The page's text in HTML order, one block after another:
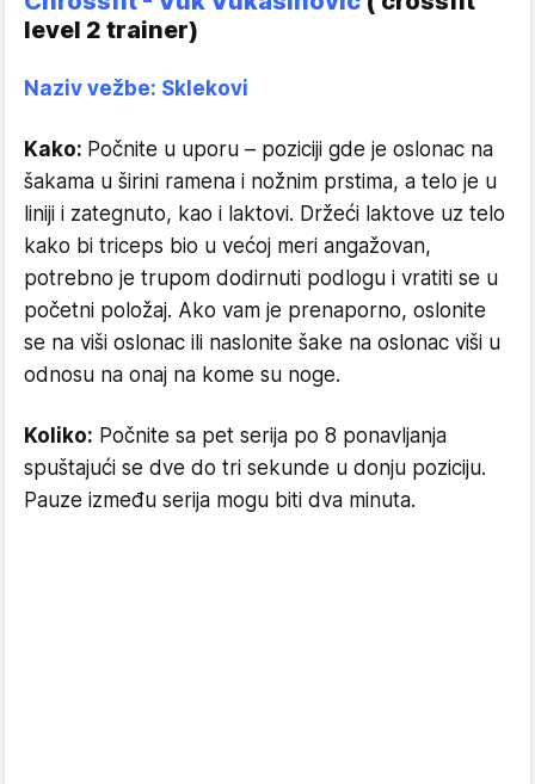
level 2 trainer)
Naziv vežbe: Sklekovi
Kako: Počnite u uporu – poziciji gde je oslonac na
šakama u širini ramena i nožnim prstima, a telo je u
liniji i zategnuto, kao i laktovi. Držeći laktove uz telo
kako bi triceps bio u većoj meri angažovan,
potrebno je trupom dodirnuti podlogu i vratiti se u
početni položaj. Ako vam je prenaporno, oslonite
se na viši oslonac ili naslonite šake na oslonac viši u
odnosu na onaj na kome su noge.
Koliko: Počnite sa pet serija po 8 ponavljanja
spuštajući se dve do tri sekunde u donju poziciju.
Pauze između serija mogu biti dva minuta.